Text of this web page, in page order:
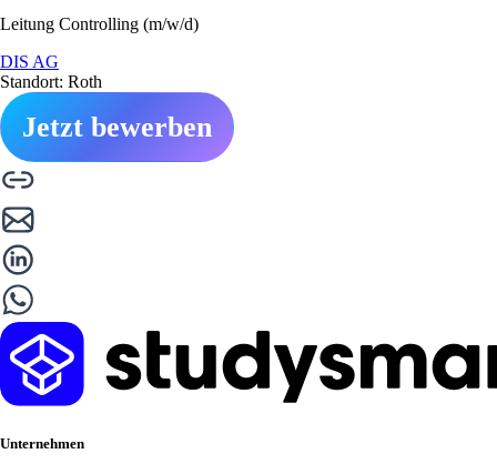
Leitung Controlling (m/w/d)
DIS AG
Standort: Roth
Jetzt bewerben
Unternehmen